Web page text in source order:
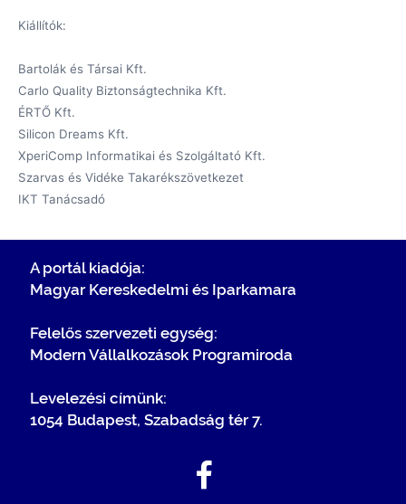
Kiállítók:
Bartolák és Társai Kft.
Carlo Quality Biztonságtechnika Kft.
ÉRTŐ Kft.
Silicon Dreams Kft.
XperiComp Informatikai és Szolgáltató Kft.
Szarvas és Vidéke Takarékszövetkezet
IKT Tanácsadó
A portál kiadója:
Magyar Kereskedelmi és Iparkamara
Felelős szervezeti egység:
Modern Vállalkozások Programiroda
Levelezési címünk:
1054 Budapest, Szabadság tér 7.